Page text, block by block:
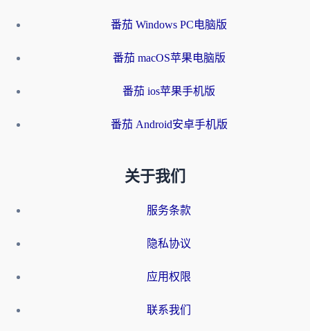
番茄 Windows PC电脑版
番茄 macOS苹果电脑版
番茄 ios苹果手机版
番茄 Android安卓手机版
关于我们
服务条款
隐私协议
应用权限
联系我们